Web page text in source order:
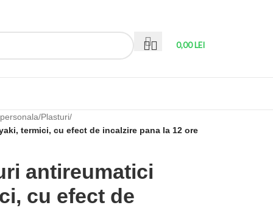
0,00LEI
/Plasturi/
termici, cu efect de incalzire pana la 12 ore
antireumatici
cu efect de